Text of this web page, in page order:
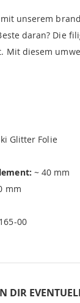
unserem
daran? Die
Mit diesem
Glitter Folie
~ 40 mm
mm
00
DIR